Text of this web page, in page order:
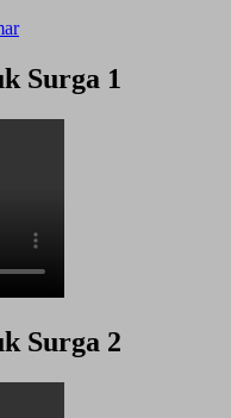
Surga 1
Surga 2